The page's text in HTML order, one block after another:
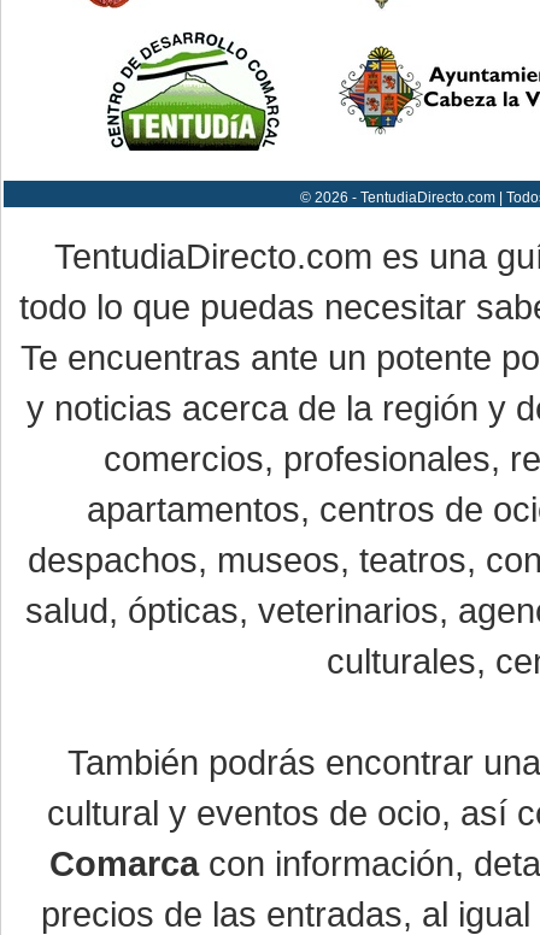
© 2026 - TentudiaDirecto.com |
TentudiaDirecto.com es una
todo lo que puedas necesitar
Te encuentras ante un potente
y noticias acerca de la región y
comercios, profesionales,
apartamentos, centros de
despachos, museos, teatros,
salud, ópticas, veterinarios,
culturales,
También podrás encontrar
cultural y eventos de ocio, así
Comarcacon información,
precios de las entradas, al